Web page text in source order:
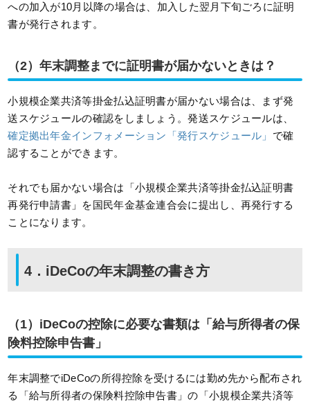
への加入が10月以降の場合は、加入した翌月下旬ごろに証明
書が発行されます。
（2）年末調整までに証明書が届かないときは？
小規模企業共済等掛金払込証明書が届かない場合は、まず発
送スケジュールの確認をしましょう。発送スケジュールは、
確定拠出年金インフォメーション「発行スケジュール」 で確
認することができます。
それでも届かない場合は「小規模企業共済等掛金払込証明書
再発行申請書」を国民年金基金連合会に提出し、再発行する
ことになります。
4．iDeCoの年末調整の書き方
（1）iDeCoの控除に必要な書類は「給与所得者の保
険料控除申告書」
年末調整でiDeCoの所得控除を受けるには勤め先から配布され
る「給与所得者の保険料控除申告書」の「小規模企業共済等